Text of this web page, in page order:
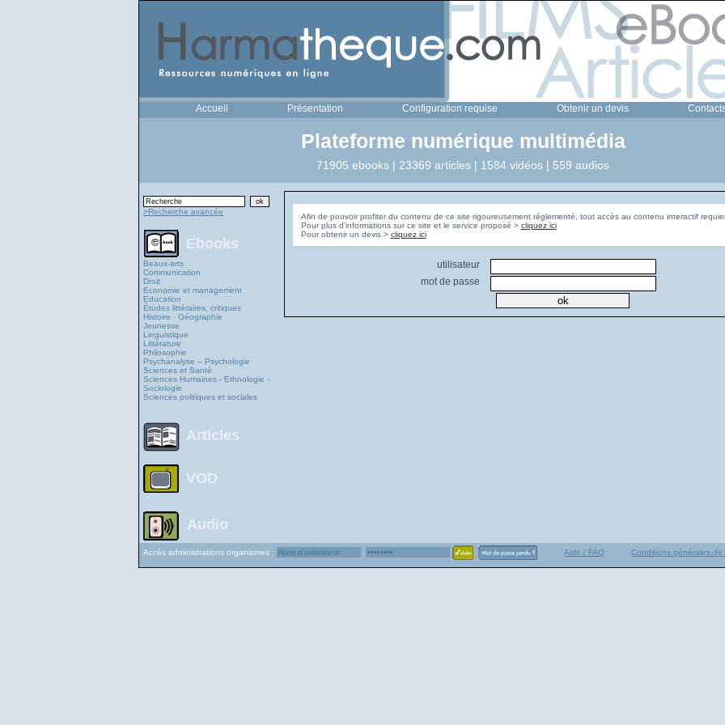
Accueil Présentation Configuration requise Obtenir un devis
Plateforme numérique multimédia
71905 ebooks | 23369 articles | 1584 vidéos | 559 audios
>Recherche avancée
Ebooks
Beaux-arts
Communication
Droit
Economie et management
Education
Études littéraires, critiques
Histoire - Géographie
Jeunesse
Linguistique
Littérature
Philosophie
Psychanalyse – Psychologie
Sciences et Santé
Sciences Humaines - Ethnologie -
Sociologie
Sciences politiques et sociales
Articles
VOD
Audio
Afin de pouvoir profiter du contenu de ce site rigoureusement réglementé, tout accès au contenu interactif
Pour plus d'informations sur ce site et le service proposé > cliquez ici
Pour obtenir un devis > cliquez ici
utilisateur
mot de passe
Accès administrations organismes : Aide / FAQ Conditions générales de